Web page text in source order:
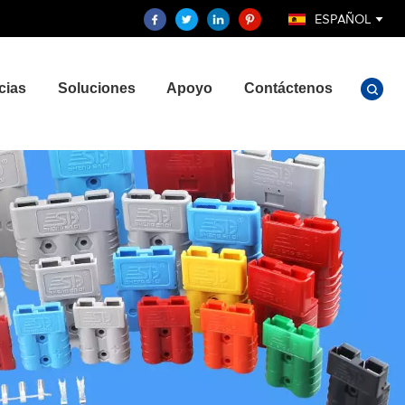
ESPAÑOL
Soluciones Apoyo Contáctenos